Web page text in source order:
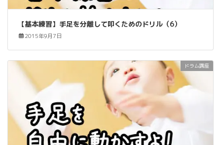
【基本練習】手足を分離して叩くためのドリル（6）
2015年9月7日
ドラム講座